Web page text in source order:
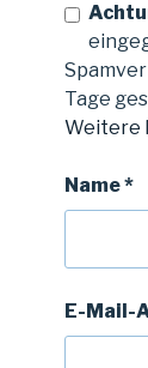
Tage
Weitere
Name*
E-Mail-